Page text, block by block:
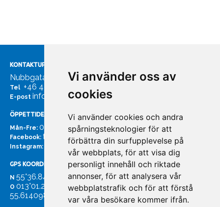
Vi använder oss av
cookies
Vi använder cookies och andra
spårningsteknologier för att
förbättra din surfupplevelse på
vår webbplats, för att visa dig
personligt innehåll och riktade
annonser, för att analysera vår
webbplatstrafik och för att förstå
var våra besökare kommer ifrån.
KONTAKTUPPGIFTER
Nubbgatan 7, 211 24 Malmö
Tel +46 40185561
E-post info@bachmans.se
ÖPPETTIDER
Mån-Fre: 07:00 - 16:00
Facebook: facebook.com/bachmans.se
Instagram: instagram.com/bachmans.se
GPS KOORDINATER
N 55°36.847
O 013°01.255'
55.614098. 13.020931'